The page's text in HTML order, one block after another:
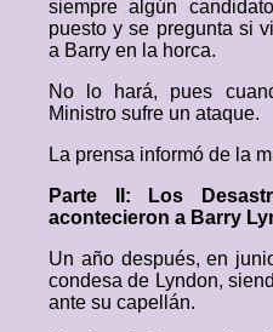
siempre algún
puesto y se pregunta si
a Barry en la horca.
No lo hará, pues
Ministro sufre un ataque.
La prensa informó de la
Parte II: Los
acontecieron a Barry
Un año después, en
condesa de Lyndon,
ante su capellán.